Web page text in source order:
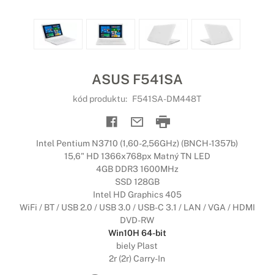
ASUS F541SA
kód produktu: F541SA-DM448T
Intel Pentium N3710 (1,60-2,56GHz) (BNCH-1357b)
15,6" HD 1366x768px Matný TN LED
4GB DDR3 1600MHz
SSD 128GB
Intel HD Graphics 405
WiFi / BT / USB 2.0 / USB 3.0 / USB-C 3.1 / LAN / VGA / HDMI
DVD-RW
Win10H 64-bit
biely Plast
2r (2r) Carry-In